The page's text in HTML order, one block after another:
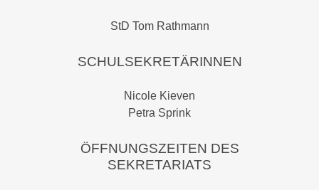
StD Tom Rathmann
SCHULSEKRETÄRINNEN
Nicole Kieven
Petra Sprink
ÖFFNUNGSZEITEN DES
SEKRETARIATS